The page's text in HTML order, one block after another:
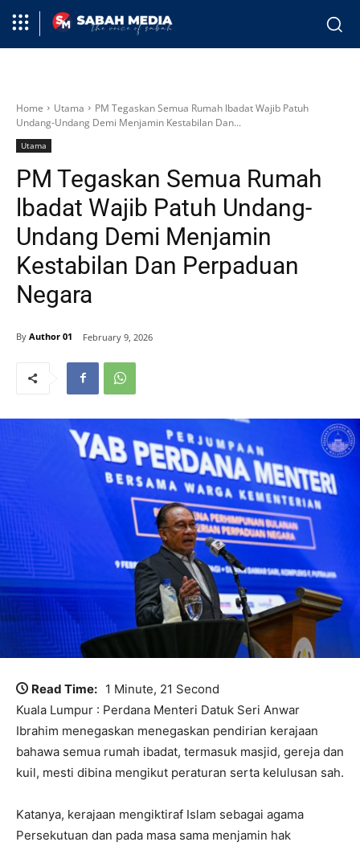
Home Utama
PM Tegaskan Semua Rumah lbadat Wajib Patuh
Undang-Undang Demi Menjamin Kestabilan Dan...
Utama
PM Tegaskan Semua Rumah
lbadat Wajib Patuh Undang-
Undang Demi Menjamin
Kestabilan Dan Perpaduan
Negara
By Author 01 February 9, 2026
Read Time: 1 Minute, 21 Second
Kuala Lumpur : Perdana Menteri Datuk Seri Anwar
Ibrahim menegaskan menegaskan pendirian kerajaan
bahawa semua rumah ibadat, termasuk masjid, gereja dan
kuil, mesti dibina mengikut peraturan serta kelulusan sah.
Katanya, kerajaan mengiktiraf Islam sebagai agama
Persekutuan dan pada masa sama menjamin hak